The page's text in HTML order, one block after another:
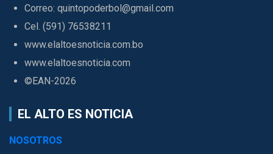
Correo: quintopoderbol@gmail.com
Cel. (591) 76538211
www.elaltoesnoticia.com.bo
www.elaltoesnoticia.com
©EAN-2026
EL ALTO ES NOTICIA
NOSOTROS